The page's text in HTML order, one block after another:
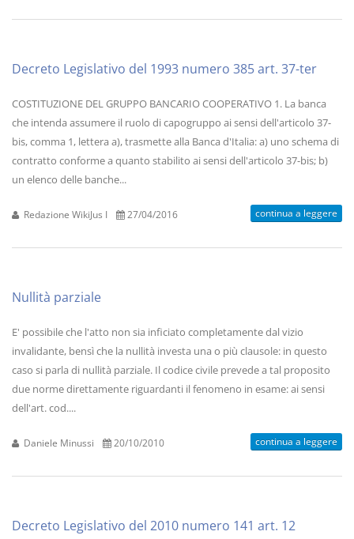
Decreto Legislativo del 1993 numero 385 art. 37-ter
COSTITUZIONE DEL GRUPPO BANCARIO COOPERATIVO 1. La banca
che intenda assumere il ruolo di capogruppo ai sensi dell'articolo 37-
bis, comma 1, lettera a), trasmette alla Banca d'Italia: a) uno schema di
contratto conforme a quanto stabilito ai sensi dell'articolo 37-bis; b)
un elenco delle banche...
Redazione WikiJus I 27/04/2016 continua a leggere
Nullità parziale
E' possibile che l'atto non sia inficiato completamente dal vizio
invalidante, bensì che la nullità investa una o più clausole: in questo
caso si parla di nullità parziale. Il codice civile prevede a tal proposito
due norme direttamente riguardanti il fenomeno in esame: ai sensi
dell'art. cod....
Daniele Minussi 20/10/2010 continua a leggere
Decreto Legislativo del 2010 numero 141 art. 12